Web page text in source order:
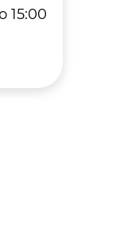
15:00